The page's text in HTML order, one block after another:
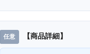
【商品詳細】